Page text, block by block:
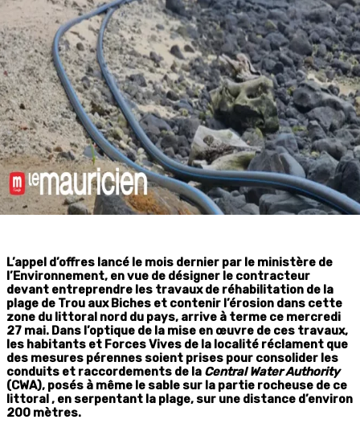
L’appel d’offres lancé le mois dernier par le ministère de
l’Environnement, en vue de désigner le contracteur
devant entreprendre les travaux de réhabilitation de la
plage de Trou aux Biches et contenir l’érosion dans cette
zone du littoral nord du pays, arrive à terme ce mercredi
27 mai. Dans l’optique de la mise en œuvre de ces travaux,
les habitants et Forces Vives de la localité réclament que
des mesures pérennes soient prises pour consolider les
conduits et raccordements de la Central Water Authority
(CWA), posés à même le sable sur la partie rocheuse de ce
littoral , en serpentant la plage, sur une distance d’environ
200 mètres.